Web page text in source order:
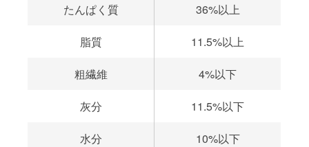
たんぱく質 36%以上
脂質 11.5%以上
粗繊維 4%以下
灰分 11.5%以下
水分 10%以下